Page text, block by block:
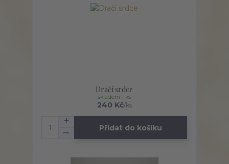
Dračí srdce
240 Kč/ks
skladem 1 ks
Přidat do košíku